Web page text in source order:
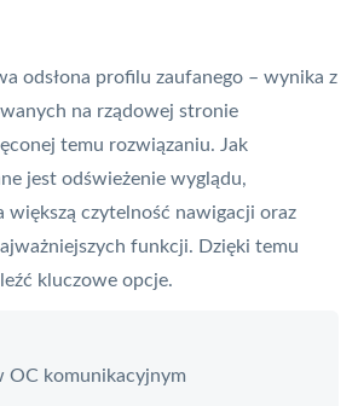
odsłona profilu zaufanego – wynika z
na rządowej stronie
temu rozwiązaniu. Jak
jest odświeżenie wyglądu,
większą czytelność nawigacji oraz
funkcji. Dzięki temu
kluczowe opcje.
OC komunikacyjnym